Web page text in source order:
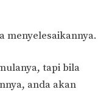
menyelesaikannya.
tapi bila
anda akan